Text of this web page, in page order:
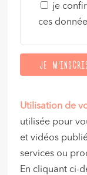
je
ces
Utilisation de
utilisée pour
et vidéos
services ou
En cliquant ci-